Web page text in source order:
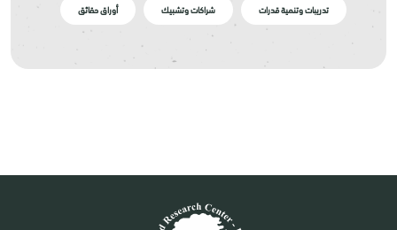
تدريبات وتنمية قدرات شراكات وتشبيك أوراق حقائق